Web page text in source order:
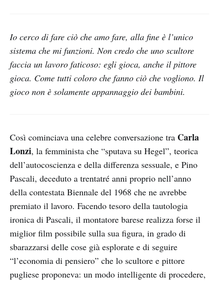
Io cerco di fare ciò che amo fare, alla fine è l’unico
sistema che mi funzioni. Non credo che uno scultore
faccia un lavoro faticoso: egli gioca, anche il pittore
gioca. Come tutti coloro che fanno ciò che vogliono. Il
gioco non è solamente appannaggio dei bambini.
Così cominciava una celebre conversazione tra Carla
Lonzi, la femminista che “sputava su Hegel”, teorica
dell’autocoscienza e della differenza sessuale, e Pino
Pascali, deceduto a trentatré anni proprio nell’anno
della contestata Biennale del 1968 che ne avrebbe
premiato il lavoro. Facendo tesoro della tautologia
ironica di Pascali, il montatore barese realizza forse il
miglior film possibile sulla sua figura, in grado di
sbarazzarsi delle cose già esplorate e di seguire
“l’economia di pensiero” che lo scultore e pittore
pugliese proponeva: un modo intelligente di procedere,